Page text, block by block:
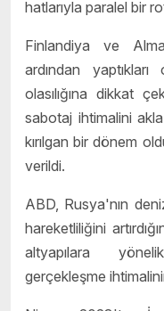
hatlarıyla paralel bir
Finlandiya ve
ardından
olasılığına dikkat
sabotaj ihtimalini
kırılgan bir dönem
verildi.
ABD, Rusya'nın
hareketliliğini
altyapılara
gerçekleşme